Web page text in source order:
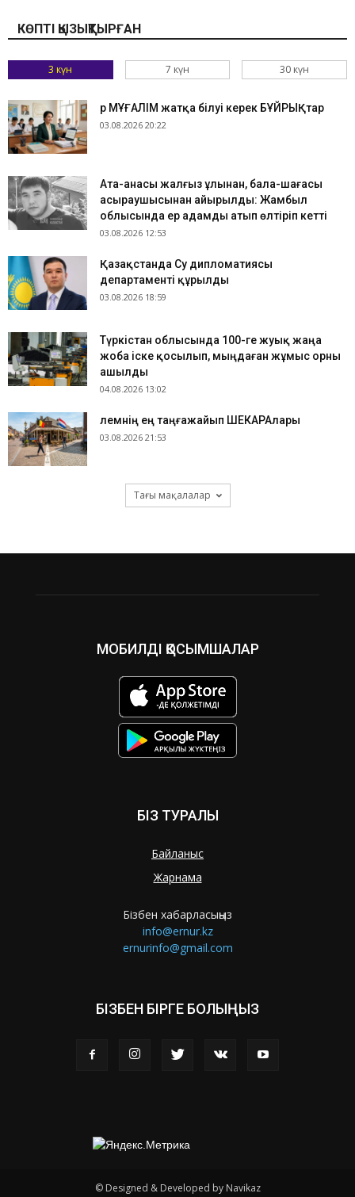
КӨПТІ ҚЫЗЫҚТЫРҒАН
3 күн 7 күн 30 күн
Әр МҰҒАЛІМ жатқа білуі керек БҰЙРЫҚтар
03.08.2026 20:22
Ата-анасы жалғыз ұлынан, бала-шағасы
асыраушысынан айырылды: Жамбыл
облысында ер адамды атып өлтіріп кетті
03.08.2026 12:53
Қазақстанда Су дипломатиясы
департаменті құрылды
03.08.2026 18:59
Түркістан облысында 100-ге жуық жаңа
жоба іске қосылып, мыңдаған жұмыс орны
ашылды
04.08.2026 13:02
​Әлемнің ең таңғажайып ШЕКАРАлары
03.08.2026 21:53
Тағы мақалалар
МОБИЛДІ ҚОСЫМШАЛАР
БІЗ ТУРАЛЫ
Байланыс
Жарнама
Бізбен хабарласыңыз
info@ernur.kz
ernurinfo@gmail.com
БІЗБЕН БІРГЕ БОЛЫҢЫЗ
© Designed & Developed by Navikaz